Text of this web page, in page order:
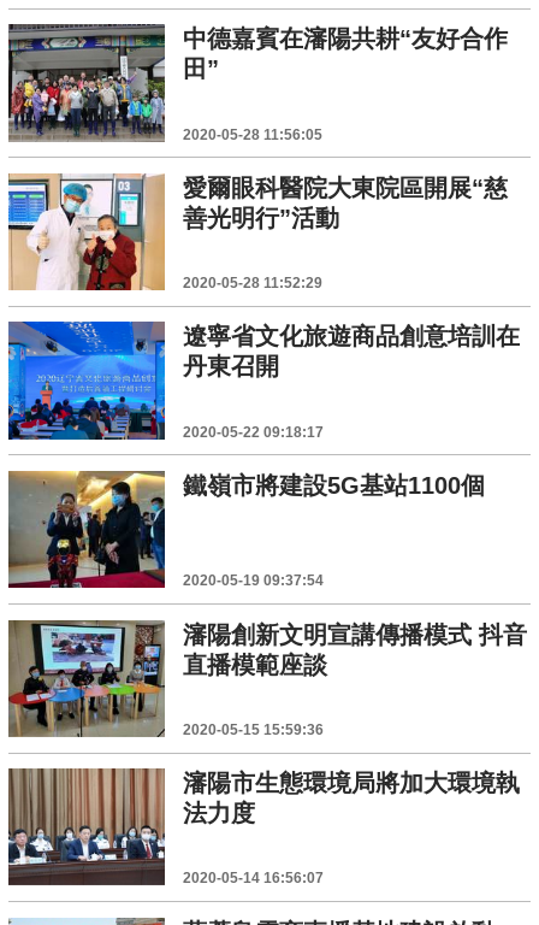
中德嘉賓在瀋陽共耕“友好合作
田”
2020-05-28 11:56:05
愛爾眼科醫院大東院區開展“慈
善光明行”活動
2020-05-28 11:52:29
遼寧省文化旅遊商品創意培訓在
丹東召開
2020-05-22 09:18:17
鐵嶺市將建設5G基站1100個
2020-05-19 09:37:54
瀋陽創新文明宣講傳播模式 抖音
直播模範座談
2020-05-15 15:59:36
瀋陽市生態環境局將加大環境執
法力度
2020-05-14 16:56:07